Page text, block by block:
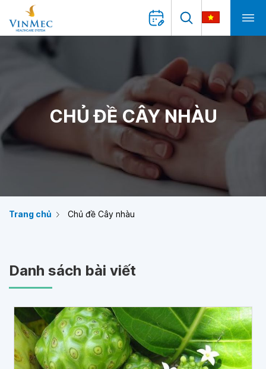
CHỦ ĐỀ CÂY NHÀU
Trang chủ Chủ đề Cây nhàu
Danh sách bài viết